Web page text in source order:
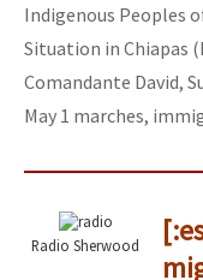
Fotorreportaje
Otras secciones
Libros para descargar
Indigenous Peoples
Situation in Chiapas
Comandante David,
May 1 marches,
Radio Sherwood